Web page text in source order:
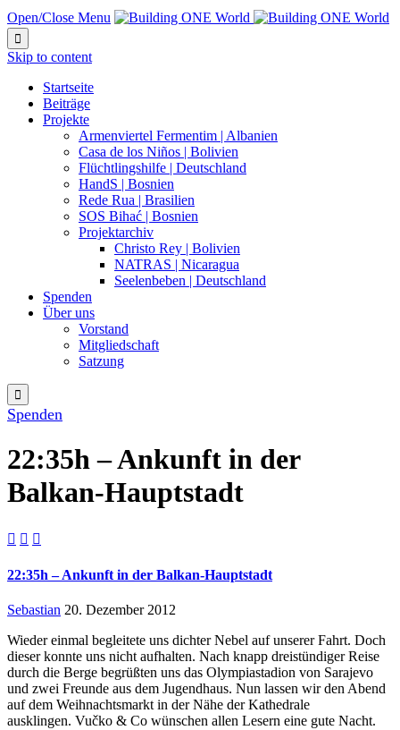
Open/Close Menu

Skip to content
Startseite
Beiträge
Projekte
Armenviertel Fermentim | Albanien
Casa de los Niños | Bolivien
Flüchtlingshilfe | Deutschland
HandS | Bosnien
Rede Rua | Brasilien
SOS Bihać | Bosnien
Projektarchiv
Christo Rey | Bolivien
NATRAS | Nicaragua
Seelenbeben | Deutschland
Spenden
Über uns
Vorstand
Mitgliedschaft
Satzung

Spenden
22:35h – Ankunft in der
Balkan-Hauptstadt
  
22:35h – Ankunft in der Balkan-Hauptstadt
Sebastian 20. Dezember 2012
Wieder einmal begleitete uns dichter Nebel auf unserer Fahrt. Doch
dieser konnte uns nicht aufhalten. Nach knapp dreistündiger Reise
durch die Berge begrüßten uns das Olympiastadion von Sarajevo
und zwei Freunde aus dem Jugendhaus. Nun lassen wir den Abend
auf dem Weihnachtsmarkt in der Nähe der Kathedrale
ausklingen. Vučko & Co wünschen allen Lesern eine gute Nacht.